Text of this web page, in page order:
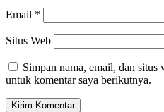
Email *
Situs Web
Simpan nama, email, dan situs
untuk komentar saya berikutnya.